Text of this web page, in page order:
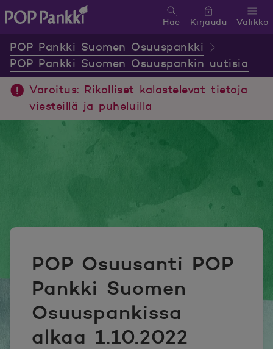
Valikko
Hae Kirjaudu
POP Pankki Suomen Osuuspankki
POP Pankki Suomen Osuuspankin uutisia
Varoitus: Rikolliset kalastelevat tietoja
viesteillä ja puheluilla
POP Osuusanti POP
Pankki Suomen
Osuuspankissa
alkaa 1.10.2022